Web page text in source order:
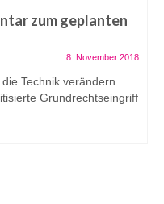
zum geplanten
8. November 2018
Technik verändern
Grundrechtseingriff